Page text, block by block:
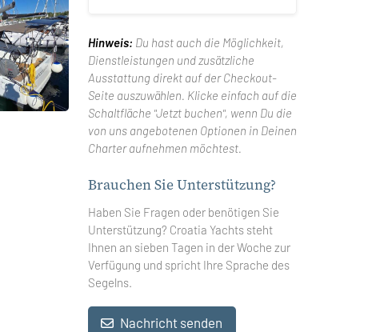
Hinweis: Du hast auch die Möglichkeit,
Dienstleistungen und zusätzliche
Ausstattung direkt auf der Checkout-
Seite auszuwählen. Klicke einfach auf die
Schaltfläche "Jetzt buchen", wenn Du die
von uns angebotenen Optionen in Deinen
Charter aufnehmen möchtest.
Brauchen Sie Unterstützung?
Haben Sie Fragen oder benötigen Sie
Unterstützung? Croatia Yachts steht
Ihnen an sieben Tagen in der Woche zur
Verfügung und spricht Ihre Sprache des
Segelns.
Nachricht senden